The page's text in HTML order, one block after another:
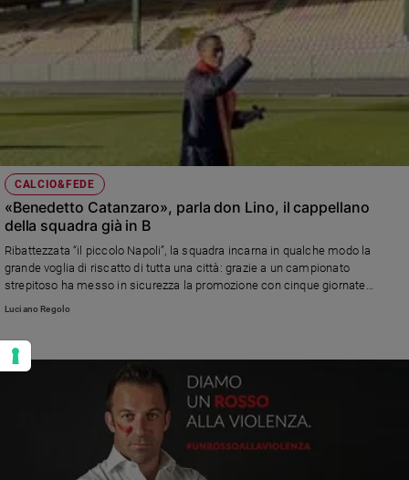
CALCIO&FEDE
«Benedetto Catanzaro», parla don Lino, il cappellano
della squadra già in B
Ribattezzata “il piccolo Napoli”, la squadra incarna in qualche modo la
grande voglia di riscatto di tutta una città: grazie a un campionato
strepitoso ha messo in sicurezza la promozione con cinque giornate
d'anticipo. Don Tiriolo ne è tifoso e assistente spirituale....
Luciano Regolo